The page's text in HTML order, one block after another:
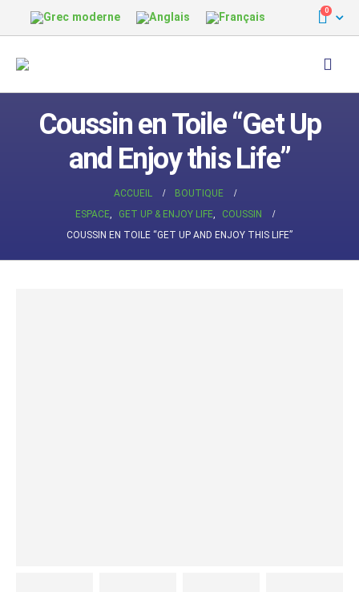
0
Coussin en Toile “Get Up
and Enjoy this Life”
ACCUEIL
BOUTIQUE
ESPACE, GET UP & ENJOY LIFE,
COUSSIN
COUSSIN EN TOILE “GET UP AND ENJOY THIS LIFE”